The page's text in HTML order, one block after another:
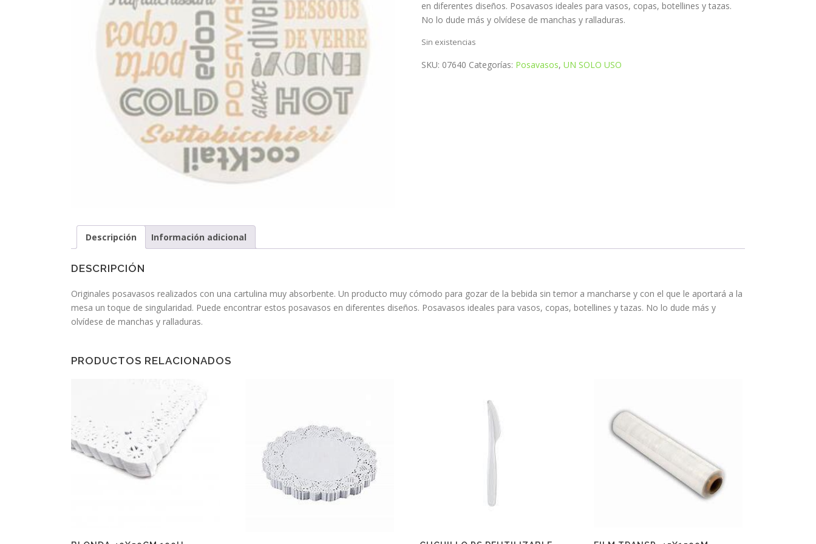
en diferentes diseños. Posavasos ideales para vasos, copas, botellines y tazas.
No lo dude más y olvídese de manchas y ralladuras.
Sin existencias
SKU: 07640 Categorías: Posavasos,UN SOLO USO
Descripción Información adicional
DESCRIPCIÓN
Originales posavasos realizados con una cartulina muy absorbente. Un producto muy cómodo para gozar de la bebida sin temor a mancharse y con el que le aportará a la
mesa un toque de singularidad. Puede encontrar estos posavasos en diferentes diseños. Posavasos ideales para vasos, copas, botellines y tazas. No lo dude más y
olvídese de manchas y ralladuras.
PRODUCTOS RELACIONADOS